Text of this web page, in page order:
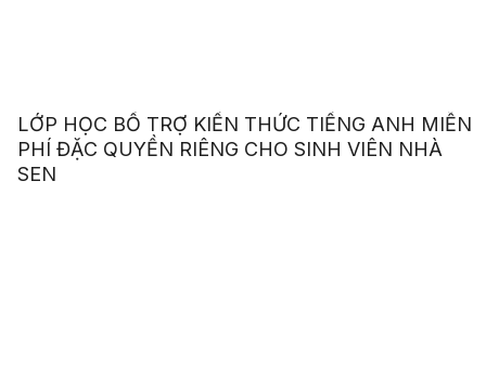
LỚP HỌC BỔ TRỢ KIẾN THỨC TIẾNG ANH MIỄN
PHÍ ĐẶC QUYỀN RIÊNG CHO SINH VIÊN NHÀ
SEN